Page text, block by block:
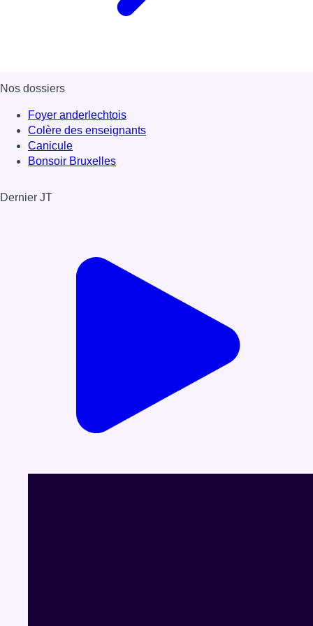
Nos dossiers
Foyer anderlechtois
Colère des enseignants
Canicule
Bonsoir Bruxelles
Dernier JT